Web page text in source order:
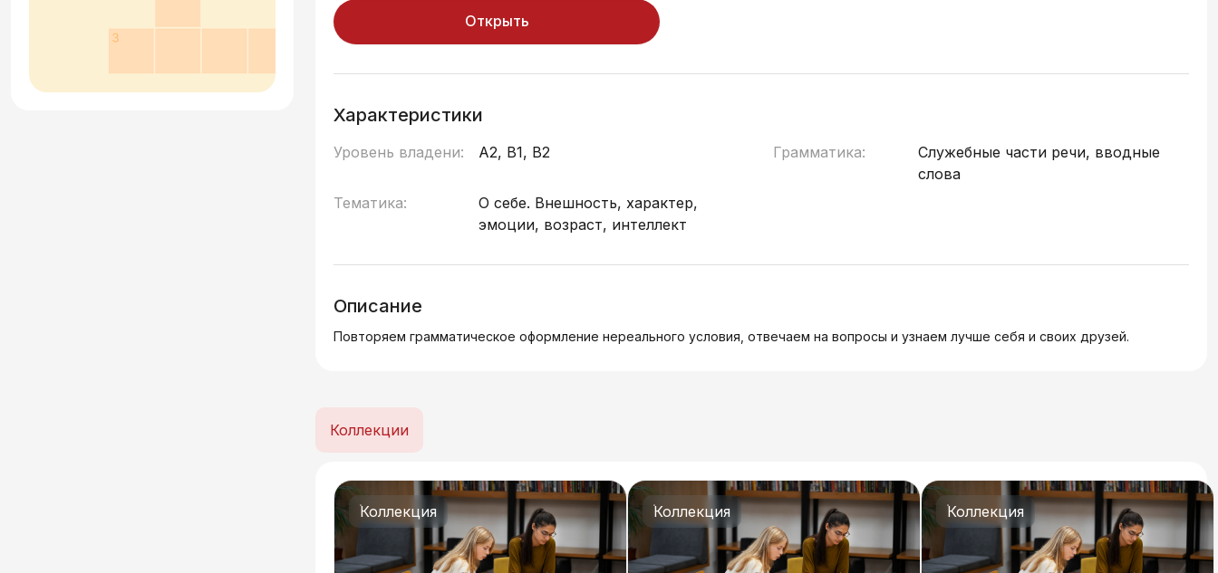
Открыть
Характеристики
Уровень владени: A2, B1, B2 Грамматика:
Служебные части речи, вводные
слова
Тематика:
О себе. Внешность, характер,
эмоции, возраст, интеллект
Описание
Повторяем грамматическое оформление нереального условия, отвечаем на вопросы и узнаем лучше себя и своих друзей.
Коллекции
Коллекция Коллекция Коллекция